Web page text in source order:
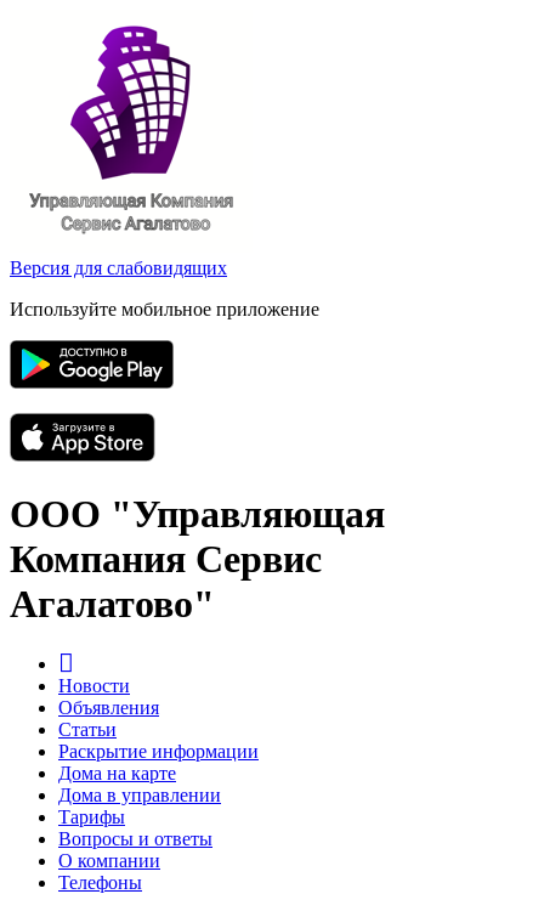
Версия для слабовидящих
Используйте мобильное приложение
ООО "Управляющая
Компания Сервис
Агалатово"
Новости
Объявления
Статьи
Раскрытие информации
Дома на карте
Дома в управлении
Тарифы
Вопросы и ответы
О компании
Телефоны